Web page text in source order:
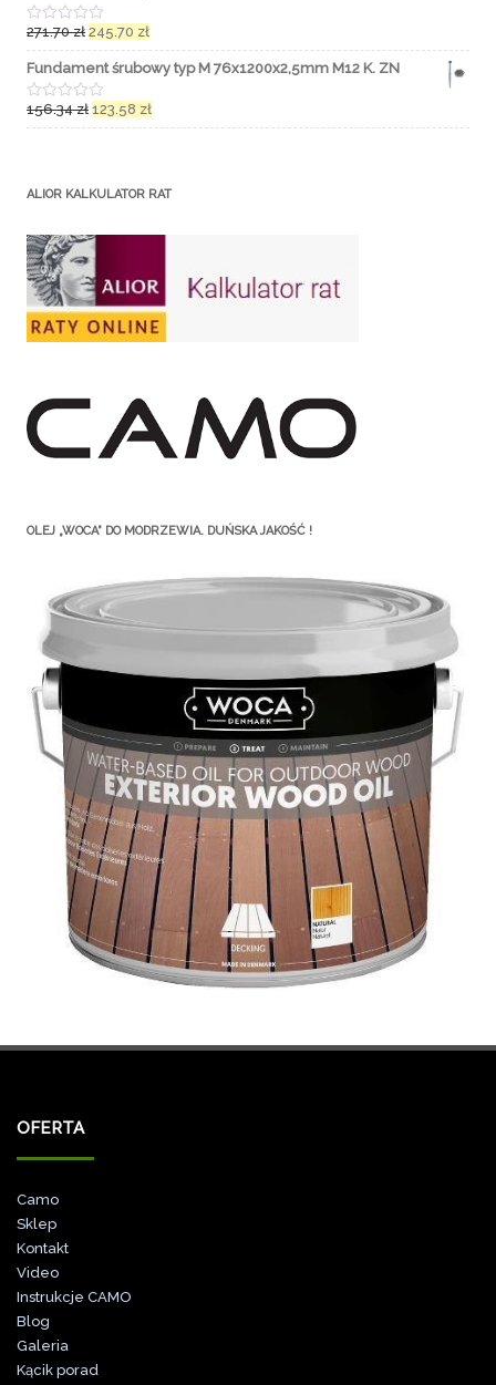
n
o
a
5
O
c
e
n
i
o
5
271.70zł 245.70 zł
Fundament śrubowy typ M 76x1200x2,5mm M12 K. ZN
O
c
n
n
a
5
156.34zł 123.58 zł
ALIOR KALKULATOR RAT
OLEJ „WOCA” DO MODRZEWIA. DUŃSKA JAKOŚĆ !
OFERTA
Camo
Sklep
Kontakt
Video
Instrukcje CAMO
Blog
Galeria
Kącik porad